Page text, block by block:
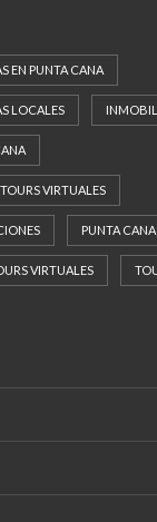
EN PUNTA CANA
LOCALES
VIRTUALES
PUNTA CANA
VIRTUALES